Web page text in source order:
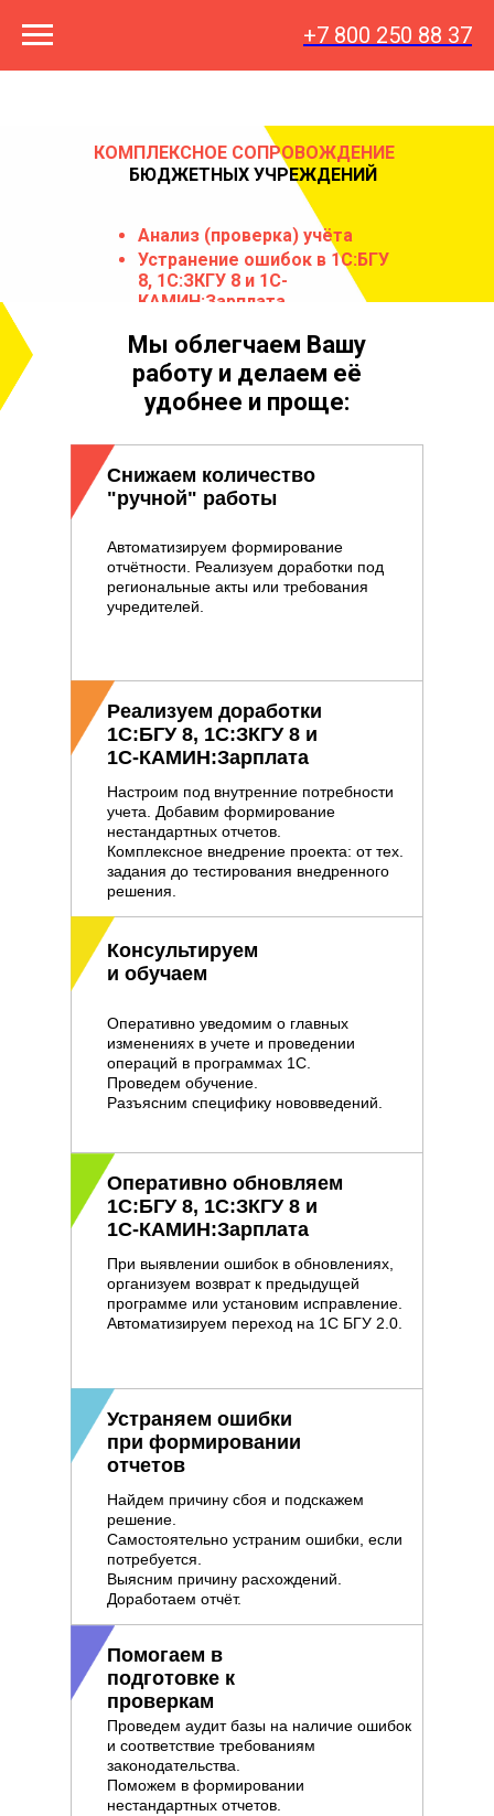
+7 800 250 88 37
КОМПЛЕКСНОЕ СОПРОВОЖДЕНИЕ
Анализ (проверка) учёта
Устранение ошибок в 1С:БГУ
8, 1С:ЗКГУ 8 и 1С-
КАМИН:Зарплата
БЮДЖЕТНЫХ УЧРЕЖДЕНИЙ
Мы облегчаем Вашу
работу и делаем её
удобнее и проще:
Снижаем количество
"ручной" работы
Автоматизируем формирование
отчётности. Реализуем доработки под
региональные акты или требования
учредителей.
Реализуем доработки
1С:БГУ 8, 1С:ЗКГУ 8 и
1С-КАМИН:Зарплата
Настроим под внутренние потребности
учета. Добавим формирование
нестандартных отчетов.
Комплексное внедрение проекта: от тех.
задания до тестирования внедренного
решения.
Консультируем
и обучаем
Оперативно уведомим о главных
изменениях в учете и проведении
операций в программах 1С.
Проведем обучение.
Разъясним специфику нововведений.
Оперативно обновляем
1С:БГУ 8, 1С:ЗКГУ 8 и
1С-КАМИН:Зарплата
При выявлении ошибок в обновлениях,
организуем возврат к предыдущей
программе или установим исправление.
Автоматизируем переход на 1С БГУ 2.0.
Устраняем ошибки
при формировании
отчетов
Найдем причину сбоя и подскажем
решение.
Самостоятельно устраним ошибки, если
потребуется.
Выясним причину расхождений.
Доработаем отчёт.
Помогаем в
подготовке к
проверкам
Проведем аудит базы на наличие ошибок
и соответствие требованиям
законодательства.
Поможем в формировании
нестандартных отчетов.